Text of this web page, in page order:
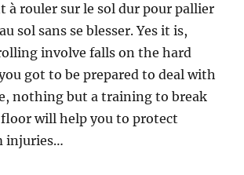
à rouler sur le sol dur pour pallier
sol sans se blesser. Yes it is,
involve falls on the hard
got to be prepared to deal with
nothing but a training to break
will help you to protect
injuries…